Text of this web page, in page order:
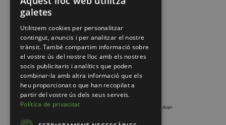
galetes
Utilitzem cookies per personalitzar
contingut, anuncis i per analitzar el nostre
trànsit. També compartim informació sobre
el vostre ús del nostre lloc amb els nostres
socis publicitaris i analítics que poden
combinar-la amb altra informació que els
heu proporcionat o que han recopilat a
partir del vostre ús dels seus serveis.
Política de privacitat